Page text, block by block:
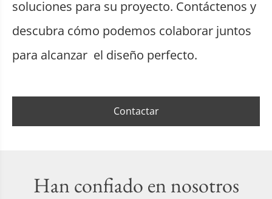
soluciones para su proyecto. Contáctenos y
descubra cómo podemos colaborar juntos
para alcanzar el diseño perfecto.
Contactar
Han confiado en nosotros